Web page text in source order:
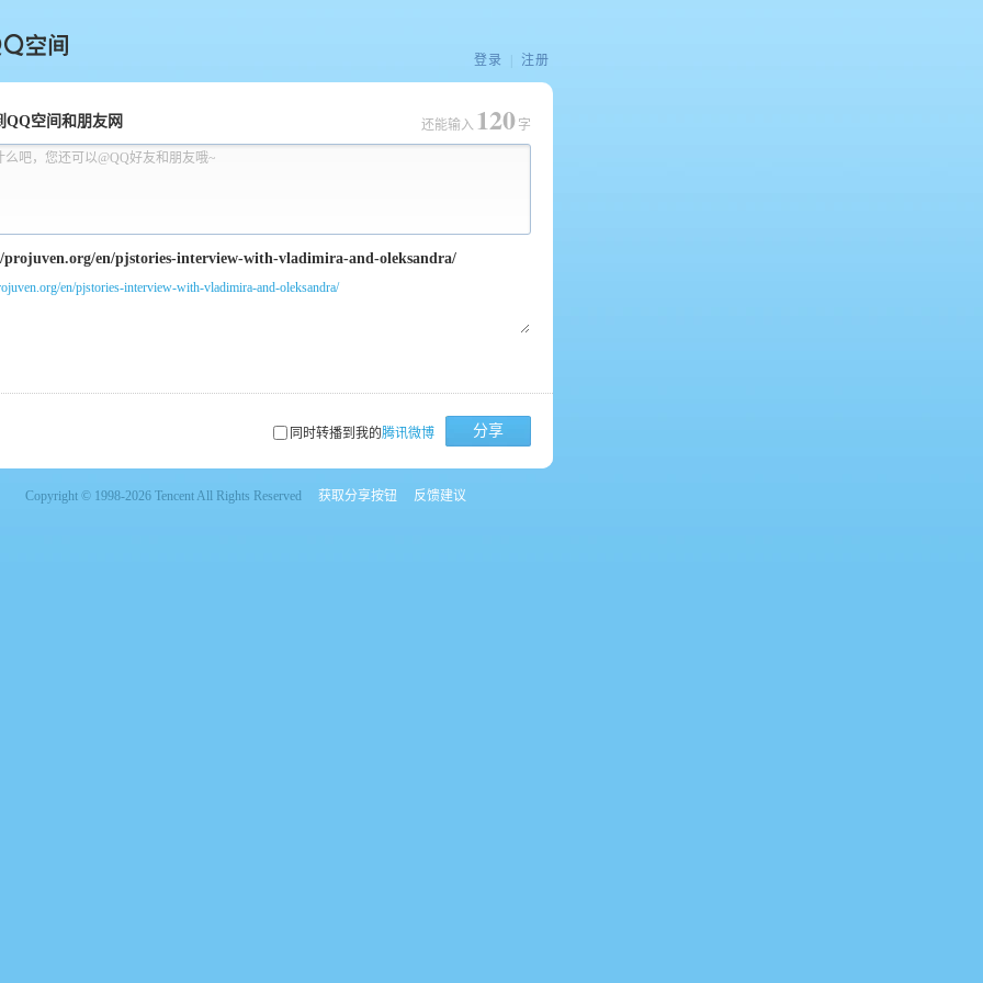
间
登录 注册
QQ空间和朋友网
么吧，您还可以@QQ好友和朋友哦~
还能输入 120 字
en/pjstories-interview-with-vladimira-and-oleksandra/
同时转播到我的腾讯微博 分享
Copyright © 1998-2026 Tencent All Rights Reserved 获取分享按钮 反馈建议